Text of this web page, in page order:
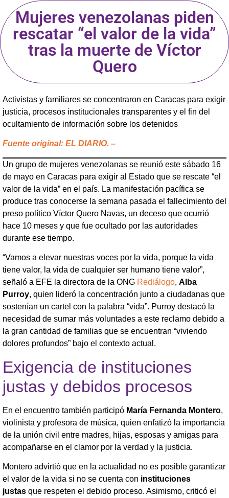
Mujeres venezolanas piden
rescatar “el valor de la vida”
tras la muerte de Víctor
Quero
Activistas y familiares se concentraron en Caracas para exigir
justicia, procesos institucionales transparentes y el fin del
ocultamiento de información sobre los detenidos
Fuente original: EL DIARIO. –
Un grupo de mujeres venezolanas se reunió este sábado 16
de mayo en Caracas para exigir al Estado que se rescate “el
valor de la vida” en el país. La manifestación pacífica se
produce tras conocerse la semana pasada el fallecimiento del
preso político Víctor Quero Navas, un deceso que ocurrió
hace 10 meses y que fue ocultado por las autoridades
durante ese tiempo.
“Vamos a elevar nuestras voces por la vida, porque la vida
tiene valor, la vida de cualquier ser humano tiene valor”,
señaló a EFE la directora de la ONG Rediálogo, Alba
Purroy, quien lideró la concentración junto a ciudadanas que
sostenían un cartel con la palabra “vida”. Purroy destacó la
necesidad de sumar más voluntades a este reclamo debido a
la gran cantidad de familias que se encuentran “viviendo
dolores profundos” bajo el contexto actual.
Exigencia de instituciones
justas y debidos procesos
En el encuentro también participó María Fernanda Montero,
violinista y profesora de música, quien enfatizó la importancia
de la unión civil entre madres, hijas, esposas y amigas para
acompañarse en el clamor por la verdad y la justicia.
Montero advirtió que en la actualidad no es posible garantizar
el valor de la vida si no se cuenta con instituciones
justas que respeten el debido proceso. Asimismo, criticó el